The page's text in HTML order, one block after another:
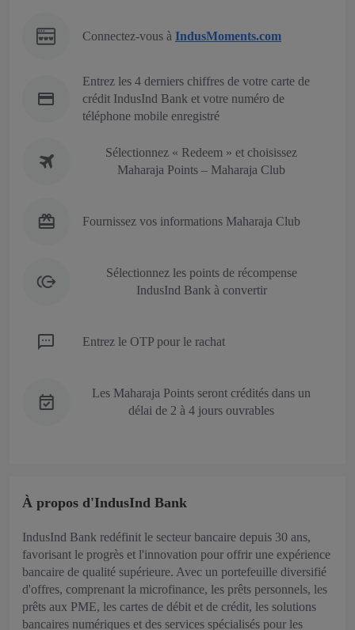
Connectez-vous à IndusMoments.com
Entrez les 4 derniers chiffres de votre carte de
crédit IndusInd Bank et votre numéro de
téléphone mobile enregistré
Sélectionnez « Redeem » et choisissez
Maharaja Points – Maharaja Club
Fournissez vos informations Maharaja Club
Sélectionnez les points de récompense
IndusInd Bank à convertir
Entrez le OTP pour le rachat
Les Maharaja Points seront crédités dans un
délai de 2 à 4 jours ouvrables
À propos d'IndusInd Bank
IndusInd Bank redéfinit le secteur bancaire depuis 30 ans,
favorisant le progrès et l'innovation pour offrir une expérience
bancaire de qualité supérieure. Avec un portefeuille diversifié
d'offres, comprenant la microfinance, les prêts personnels, les
prêts aux PME, les cartes de débit et de crédit, les solutions
bancaires numériques et des services spécialisés pour les